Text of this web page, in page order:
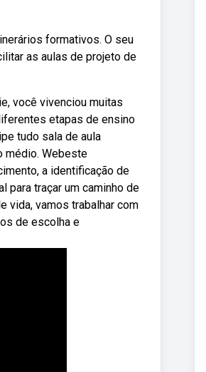
formativos. O seu
as aulas de projeto de
você vivenciou muitas
etapas de ensino
tudo sala de aula
médio. Webeste
a identificação de
para traçar um caminho de
vida, vamos trabalhar com
de escolha e